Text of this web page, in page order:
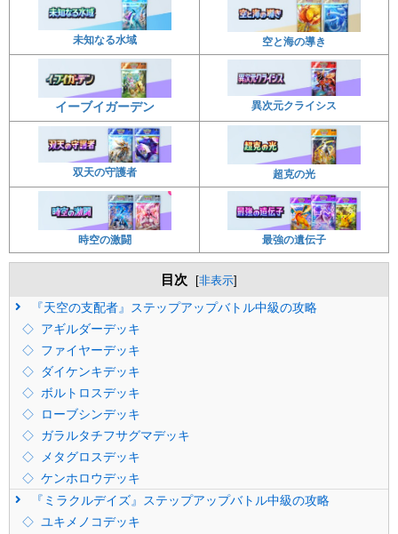
未知なる水域 空と海の導き
イーブイガーデン 異次元クライシス
双天の守護者 超克の光
時空の激闘 最強の遺伝子
目次 [非表示]
『天空の支配者』ステップアップバトル中級の攻略
アギルダーデッキ
ファイヤーデッキ
ダイケンキデッキ
ボルトロスデッキ
ローブシンデッキ
ガラルタチフサグマデッキ
メタグロスデッキ
ケンホロウデッキ
『ミラクルデイズ』ステップアップバトル中級の攻略
ユキメノコデッキ